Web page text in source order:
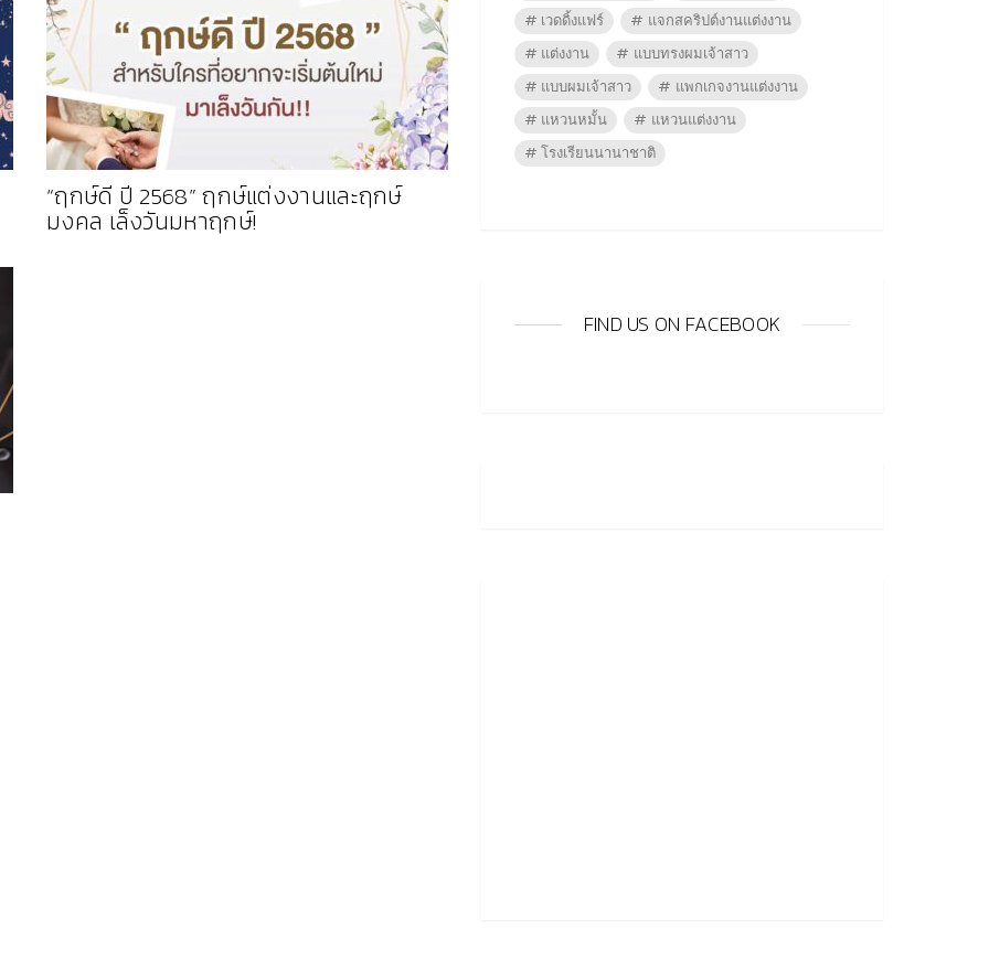
“ฤกษ์ดี ปี 2568” ฤกษ์แต่งงานและฤกษ์
มงคล เล็งวันมหาฤกษ์!
เวดดิ้งแฟร์
แจกสคริปต์งานแต่งงาน
แต่งงาน
แบบทรงผมเจ้าสาว
แบบผมเจ้าสาว
แพกเกจงานแต่งงาน
แหวนหมั้น
แหวนแต่งงาน
โรงเรียนนานาชาติ
FIND US ON FACEBOOK